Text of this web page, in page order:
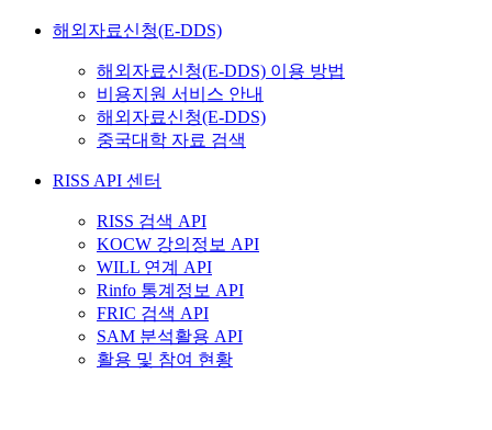
해외자료신청(E-DDS)
해외자료신청(E-DDS) 이용 방법
비용지원 서비스 안내
해외자료신청(E-DDS)
중국대학 자료 검색
RISS API 센터
RISS 검색 API
KOCW 강의정보 API
WILL 연계 API
Rinfo 통계정보 API
FRIC 검색 API
SAM 분석활용 API
활용 및 참여 현황